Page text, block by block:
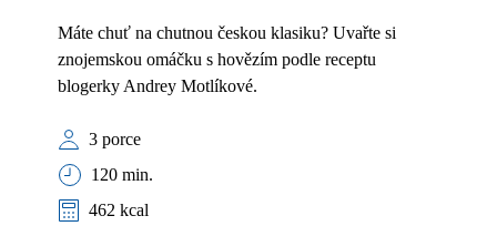
Máte chuť na chutnou českou klasiku? Uvařte si
znojemskou omáčku s hovězím podle receptu
blogerky Andrey Motlíkové.
3 porce
120 min.
462 kcal